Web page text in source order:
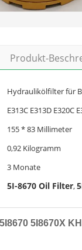
Produkt-
Hydraulikölfilter für
E313C E313D E320C
155 * 83 Millimeter
0,92 Kilogramm
3 Monate
5I-8670 Oil Filter,
5I8670X